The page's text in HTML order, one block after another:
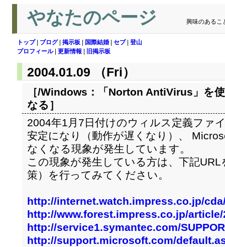
やなたのページ 興味のあるこ
トップ| ブログ| 掲示板 国際結婚 セブ| 登山
プロフィール| 更新情報 旧掲示板
2004.01.09 （Fri）
［/Windows：
「Norton AntiVirus」を
なる ］
2004年1月7日付けのウィルス定義ファ
安定になり（動作が遅くなり）、
なくなる現象が発生しています。
この現象が発生している方は、下記
策）を行ってみてください。
http://internet.watch.impress.co.jp/
http://www.forest.impress.co.jp/
http://service1.symantec.com/
http://support.microsoft.com/